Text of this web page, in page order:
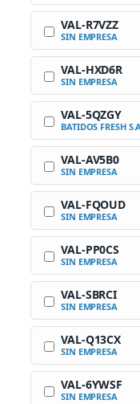
VAL-R7VZZ
SIN EMPRESA
VAL-HXD6R
SIN EMPRESA
VAL-5QZGY
BATIDOS FRESH
VAL-AV5B0
SIN EMPRESA
VAL-FQOUD
SIN EMPRESA
VAL-PP0CS
SIN EMPRESA
VAL-SBRCI
SIN EMPRESA
VAL-Q13CX
SIN EMPRESA
VAL-6YWSF
SIN EMPRESA